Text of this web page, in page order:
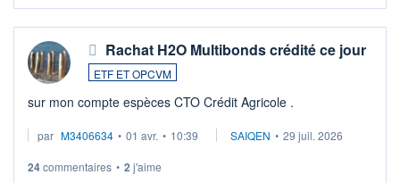
Rachat H2O Multibonds crédité ce jour
ETF ET OPCVM
sur mon compte espèces CTO Crédit Agricole .
par M3406634 • 01 avr. • 10:39 SAIQEN • 29 juil. 2026
24commentaires • 2 j'aime